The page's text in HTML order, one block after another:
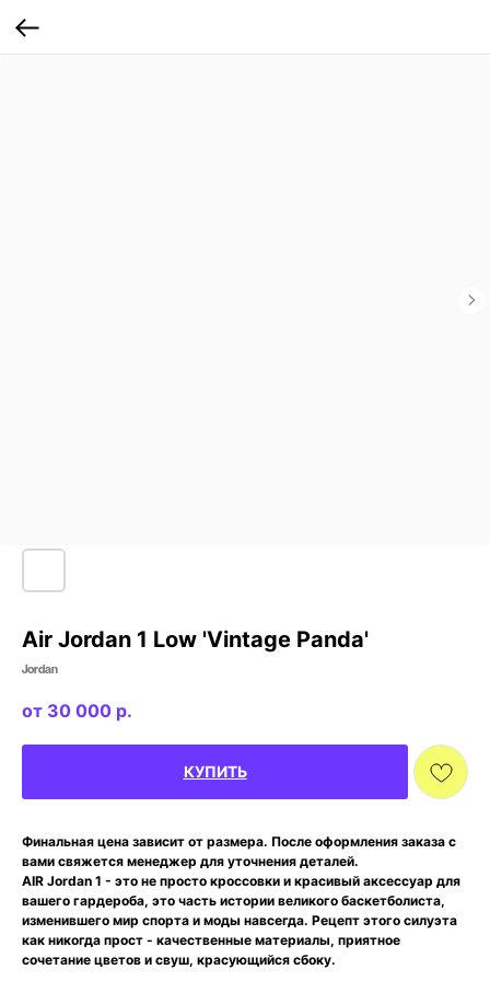
Air Jordan 1 Low 'Vintage Panda'
Jordan
30 000 р.
КУПИТЬ
Финальная цена зависит от размера. После оформления заказа с
вами свяжется менеджер для уточнения деталей.
AIR Jordan 1 - это не просто кроссовки и красивый аксессуар для
вашего гардероба, это часть истории великого баскетболиста,
изменившего мир спорта и моды навсегда. Рецепт этого силуэта
как никогда прост - качественные материалы, приятное
сочетание цветов и свуш, красующийся сбоку.